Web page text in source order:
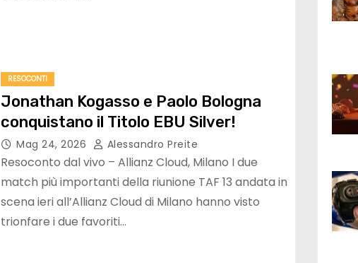
RESOCONTI
Jonathan Kogasso e Paolo Bologna
conquistano il Titolo EBU Silver!
Mag 24, 2026 Alessandro Preite
Resoconto dal vivo – Allianz Cloud, Milano I due
match più importanti della riunione TAF 13 andata in
scena ieri all’Allianz Cloud di Milano hanno visto
trionfare i due favoriti…